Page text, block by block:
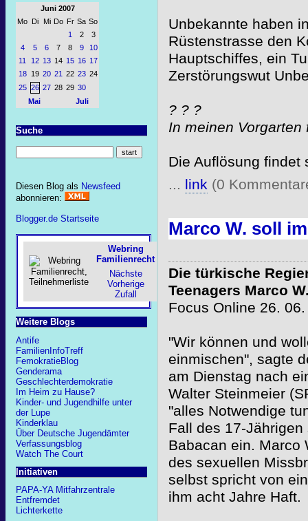
Juni 2007
Mo Di Mi Do Fr Sa So
1
2
3
4
5 6 7 8 9
10
11
12 13 14 15 16 17
18
19 20 21 22 23 24
25 26 27 28 29 30
Mai
Juli
Suche
Diesen Blog als Newsfeed
abonnieren:
Blogger.de Startseite
Webring
Familienrecht
Nächste
Vorherige
Zufall
Weitere Blogs
Antife
FamilienInfoTreff
FemokratieBlog
Genderama
Geschlechterdemokratie
Im Heim zu Hause?
Kinder- und Jugendhilfe unter
der Lupe
Kinderklau
Über Deutsche Jugendämter
Verfassungsblog
Watch The Court
Initiativen
PAPA-YA Mitfahrzentrale
Entfremdet
Lichterkette
Unbekannte haben
Rüstenstrasse den
Hauptschiffes, ein
Zerstörungswut
? ? ?
In meinen
Die Auflösung findet
... link(0
Marco W. soll
Die türkische
Teenagers Marco
Focus Online 26.
"Wir können und
einmischen", sagte
am Dienstag nach
Walter Steinmeier
"alles Notwendige
Fall des 17-
Babacan ein. Marco
des sexuellen
selbst spricht von
ihm acht Jahre Haft.